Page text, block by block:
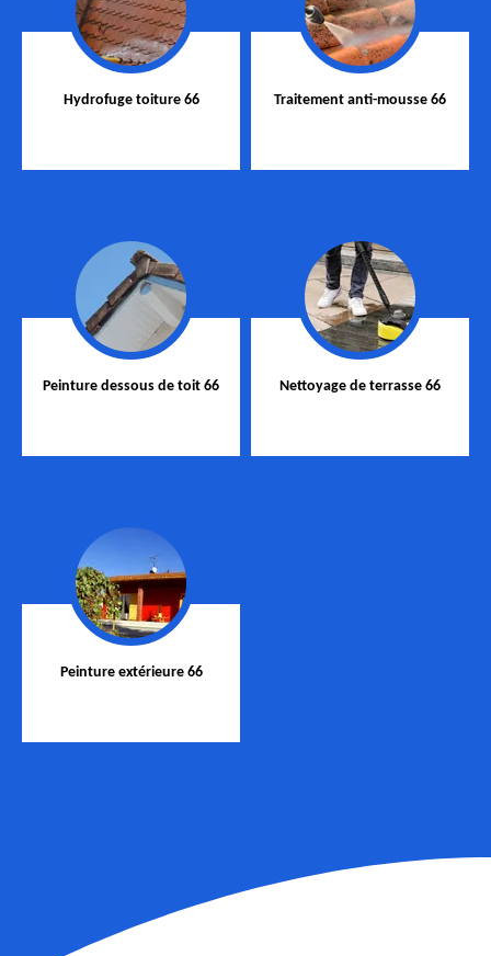
Hydrofuge toiture 66 Traitement anti-mousse 66
Peinture dessous de toit 66 Nettoyage de terrasse 66
Peinture extérieure 66